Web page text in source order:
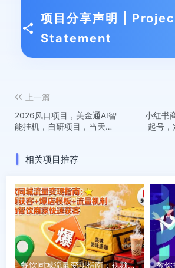
项目分享声明 |
Statement
上一篇
2026风口项目，美金通AI智
能挂机，自研项目，当天见
小红书
起号，
相关项目推荐
餐饮同城流量变现指南：视频获客+爆店模板+流量机制 帮助餐饮商家快速获客